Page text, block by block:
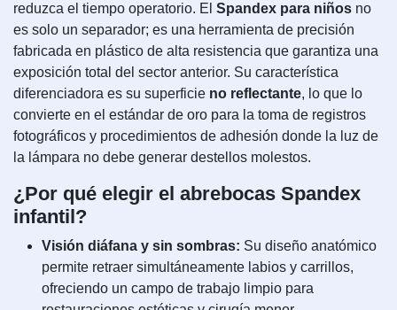
reduzca el tiempo operatorio. El Spandex para niños no
es solo un separador; es una herramienta de precisión
fabricada en plástico de alta resistencia que garantiza una
exposición total del sector anterior. Su característica
diferenciadora es su superficie no reflectante, lo que lo
convierte en el estándar de oro para la toma de registros
fotográficos y procedimientos de adhesión donde la luz de
la lámpara no debe generar destellos molestos.
¿Por qué elegir el abrebocas Spandex
infantil?
Visión diáfana y sin sombras: Su diseño anatómico
permite retraer simultáneamente labios y carrillos,
ofreciendo un campo de trabajo limpio para